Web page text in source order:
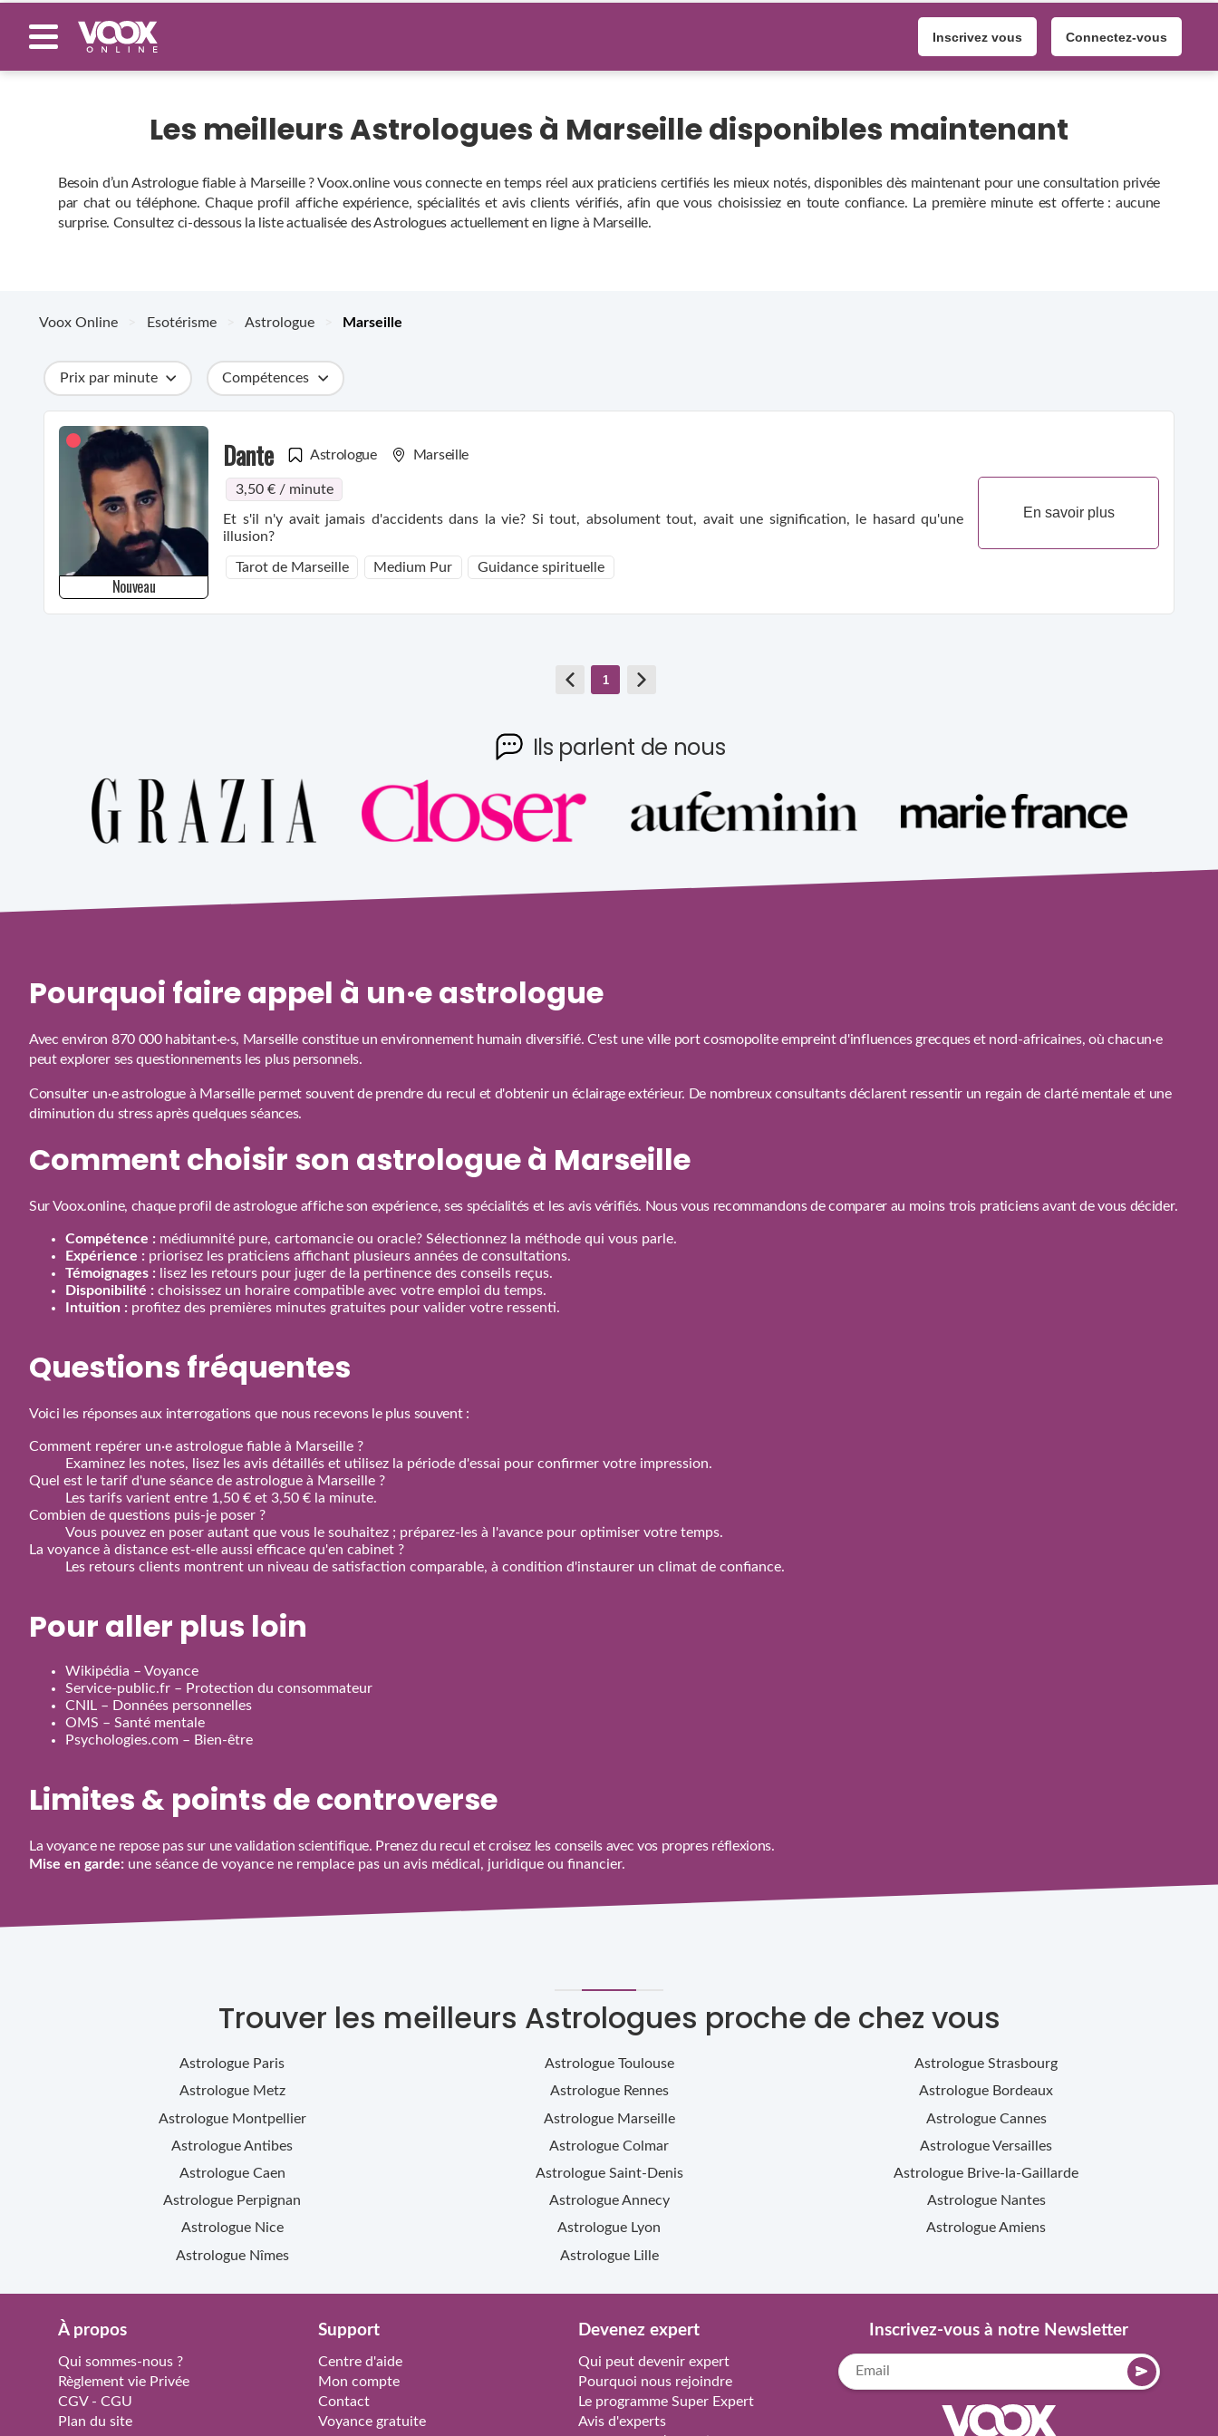
Inscrivez vous Connectez-vous
Les meilleurs Astrologues à Marseille disponibles maintenant
Besoin d’un Astrologue fiable à Marseille ? Voox.online vous connecte en temps réel aux praticiens certifiés les mieux notés, disponibles dès maintenant pour une consultation privée
par chat ou téléphone. Chaque profil affiche expérience, spécialités et avis clients vérifiés, afin que vous choisissiez en toute confiance. La première minute est offerte : aucune
surprise. Consultez ci‑dessous la liste actualisée des Astrologues actuellement en ligne à Marseille.
Voox Online Esotérisme Astrologue Marseille
Prix par minute
Catégories
Métiers
Compétences
Nouveau
Dante Astrologue Marseille
3,50 € / minute
Et s'il n'y avait jamais d'accidents dans la vie? Si tout, absolument tout, avait une signification, le hasard qu'une
illusion?
Tarot de Marseille Medium Pur Guidance spirituelle
En savoir plus
1
Ils parlent de nous
Pourquoi faire appel à un·e astrologue
Avec environ 870 000 habitant·e·s, Marseille constitue un environnement humain diversifié. C'est une ville port cosmopolite empreint d'influences grecques et nord‑africaines, où chacun·e
peut explorer ses questionnements les plus personnels.
Consulter un·e astrologue à Marseille permet souvent de prendre du recul et d'obtenir un éclairage extérieur. De nombreux consultants déclarent ressentir un regain de clarté mentale et une
diminution du stress après quelques séances.
Comment choisir son astrologue à Marseille
Sur Voox.online, chaque profil de astrologue affiche son expérience, ses spécialités et les avis vérifiés. Nous vous recommandons de comparer au moins trois praticiens avant de vous décider.
Compétence : médiumnité pure, cartomancie ou oracle? Sélectionnez la méthode qui vous parle.
Expérience : priorisez les praticiens affichant plusieurs années de consultations.
Témoignages : lisez les retours pour juger de la pertinence des conseils reçus.
Disponibilité : choisissez un horaire compatible avec votre emploi du temps.
Intuition : profitez des premières minutes gratuites pour valider votre ressenti.
Questions fréquentes
Voici les réponses aux interrogations que nous recevons le plus souvent :
Comment repérer un·e astrologue fiable à Marseille ?
Examinez les notes, lisez les avis détaillés et utilisez la période d'essai pour confirmer votre impression.
Quel est le tarif d'une séance de astrologue à Marseille ?
Les tarifs varient entre 1,50 € et 3,50 € la minute.
Combien de questions puis‑je poser ?
Vous pouvez en poser autant que vous le souhaitez ; préparez‑les à l'avance pour optimiser votre temps.
La voyance à distance est‑elle aussi efficace qu'en cabinet ?
Les retours clients montrent un niveau de satisfaction comparable, à condition d'instaurer un climat de confiance.
Pour aller plus loin
Wikipédia – Voyance
Service‑public.fr – Protection du consommateur
CNIL – Données personnelles
OMS – Santé mentale
Psychologies.com – Bien‑être
Limites & points de controverse
La voyance ne repose pas sur une validation scientifique. Prenez du recul et croisez les conseils avec vos propres réflexions.
Mise en garde: une séance de voyance ne remplace pas un avis médical, juridique ou financier.
Trouver les meilleurs Astrologues proche de chez vous
Astrologue Paris Astrologue Toulouse Astrologue Strasbourg
Astrologue Metz Astrologue Rennes Astrologue Bordeaux
Astrologue Montpellier Astrologue Marseille Astrologue Cannes
AstrologueAntibes Astrologue Colmar AstrologueVersailles
Astrologue Caen Astrologue Saint-Denis Astrologue Brive-la-Gaillarde
Astrologue Perpignan AstrologueAnnecy Astrologue Nantes
Astrologue Nice Astrologue Lyon AstrologueAmiens
Astrologue Nîmes Astrologue Lille
À propos
Qui sommes-nous ?
Règlement vie Privée
CGV - CGU
Plan du site
Support
Centre d'aide
Mon compte
Contact
Voyance gratuite
Devenez expert
Qui peut devenir expert
Pourquoi nous rejoindre
Le programme Super Expert
Avis d'experts
Inscrivez-vous à notre Newsletter